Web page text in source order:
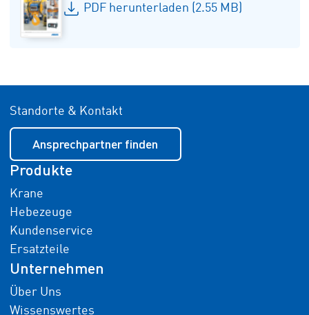
PDF herunterladen (2.55 MB)
Standorte & Kontakt
Ansprechpartner finden
Produkte
Krane
Hebezeuge
Kundenservice
Ersatzteile
Unternehmen
Über Uns
Wissenswertes